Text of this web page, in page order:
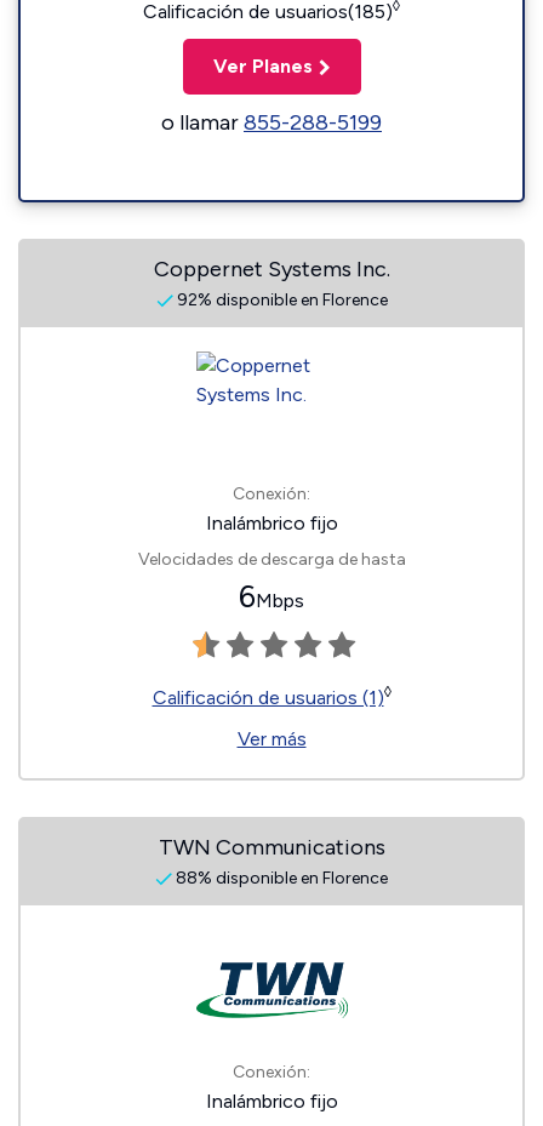
Calificación de usuarios(185)◊
Ver Planes
o llamar855-288-5199
Coppernet Systems Inc.
92% disponible en Florence
Conexión:
Inalámbrico fijo
Velocidades de descarga de hasta
6Mbps
Calificación de usuarios (1)◊
Ver más
TWN Communications
88% disponible en Florence
Conexión:
Inalámbrico fijo